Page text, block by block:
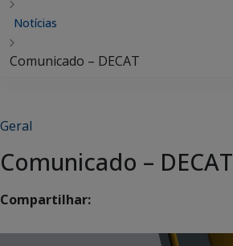
Notícias
Comunicado – DECAT
Geral
Comunicado – DECAT
Compartilhar: